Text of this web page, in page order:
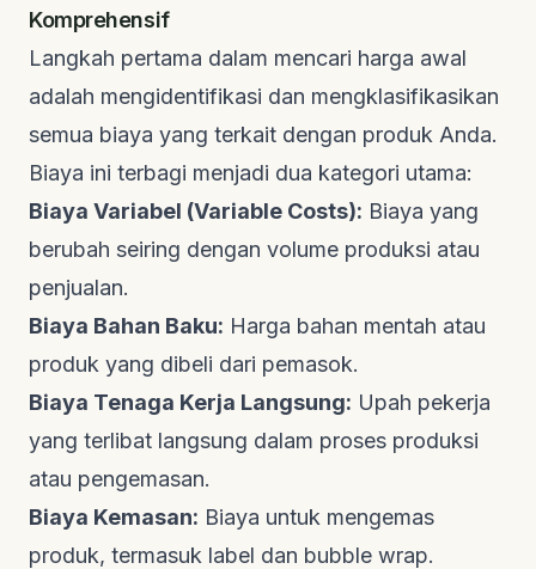
Komprehensif
Langkah pertama dalam mencari harga awal
adalah mengidentifikasi dan mengklasifikasikan
semua biaya yang terkait dengan produk Anda.
Biaya ini terbagi menjadi dua kategori utama:
Biaya Variabel (Variable Costs): Biaya yang
berubah seiring dengan volume produksi atau
penjualan.
Biaya Bahan Baku: Harga bahan mentah atau
produk yang dibeli dari pemasok.
Biaya Tenaga Kerja Langsung: Upah pekerja
yang terlibat langsung dalam proses produksi
atau pengemasan.
Biaya Kemasan: Biaya untuk mengemas
produk, termasuk label dan bubble wrap.